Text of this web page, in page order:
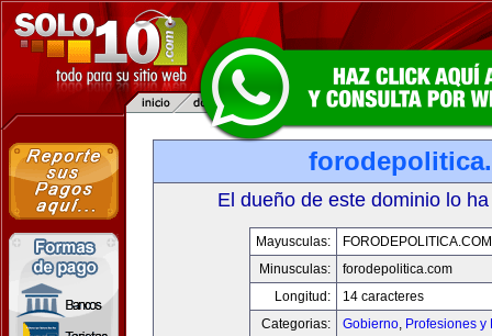
El dueño de este dominio lo
Mayusculas:
FORODEPOLITICA.COM
Minusculas:
forodepolitica.com
Longitud:
14 caracteres
Categorias:
Gobierno, Profesiones y